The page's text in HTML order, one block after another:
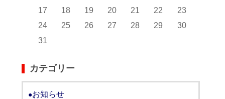
17
18 19 20 21 22
23
24
25 26 27 28 29
30
31
カテゴリー
お知らせ